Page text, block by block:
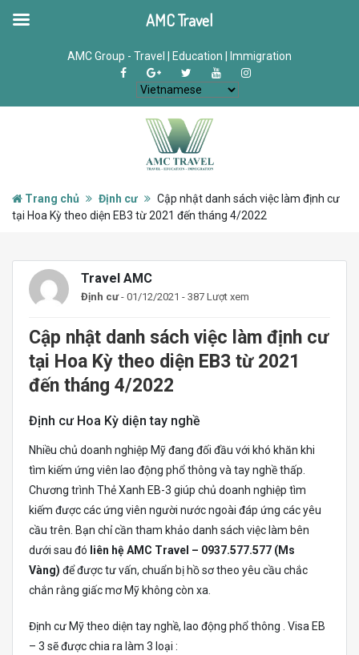
AMC Group - Travel | Education | Immigration
Trang chủ Định cư
Cập nhật danh sách việc làm định cư
tại Hoa Kỳ theo diện EB3 từ 2021 đến tháng 4/2022
Travel AMC
Định cư - 01/12/2021 - 387 Lượt xem
Cập nhật danh sách việc làm định cư
tại Hoa Kỳ theo diện EB3 từ 2021
đến tháng 4/2022
Định cư Hoa Kỳ diện tay nghề
Nhiều chủ doanh nghiệp Mỹ đang đối đầu với khó khăn khi
tìm kiếm ứng viên lao động phổ thông và tay nghề thấp.
Chương trình Thẻ Xanh EB-3 giúp chủ doanh nghiệp tìm
kiếm được các ứng viên người nước ngoài đáp ứng các yêu
cầu trên. Bạn chỉ cần tham khảo danh sách việc làm bên
dưới sau đó liên hệ AMC Travel – 0937.577.577 (Ms
Vàng) để được tư vấn, chuẩn bị hồ sơ theo yêu cầu chắc
chắn rằng giấc mơ Mỹ không còn xa.
Định cư Mỹ theo diện tay nghề, lao động phổ thông . Visa EB
– 3 sẽ được chia ra làm 3 loại :
AMC Travel